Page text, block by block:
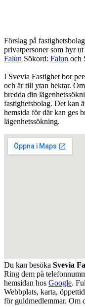
Förslag på
privatpersoner som hyr
Falun Sökord: Falun och
I Svevia Fastighet bor
och är till ytan hektar.
bredda din
fastighetsbolag. Det kan
hemsida för där kan ges
lägenhetssökning.
Du kan besöka Svevia
Ring dem på
hemsidan hos Google.
Webbplats, karta,
för guldmedlemmar. Om